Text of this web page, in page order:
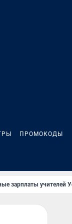
ПРОМОКОДЫ
зарплаты учителей